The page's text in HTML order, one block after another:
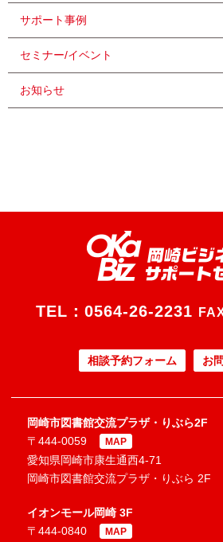
サポート事例
セミナー/イベント
お知らせ
TEL： 0564-26-2231
相談予約フォーム お
岡崎市図書館交流プラザ・りぶら2F
〒444-0059
MAP
愛知県岡崎市康生通西4-71
岡崎市図書館交流プラザ・りぶら 2F
イオンモール岡崎 3F
〒444-0840
MAP